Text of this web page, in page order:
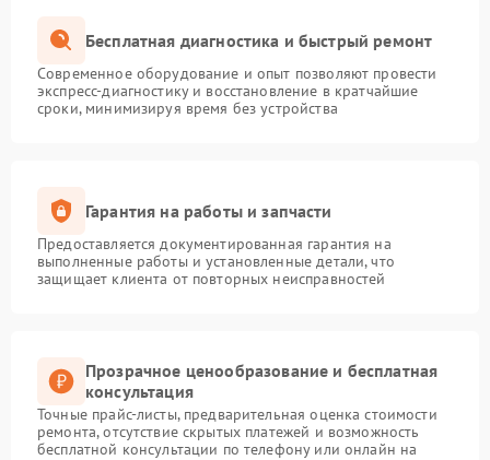
Бесплатная диагностика и быстрый ремонт
Современное оборудование и опыт позволяют провести
экспресс-диагностику и восстановление в кратчайшие
сроки, минимизируя время без устройства
Гарантия на работы и запчасти
Предоставляется документированная гарантия на
выполненные работы и установленные детали, что
защищает клиента от повторных неисправностей
Прозрачное ценообразование и бесплатная
консультация
Точные прайс-листы, предварительная оценка стоимости
ремонта, отсутствие скрытых платежей и возможность
бесплатной консультации по телефону или онлайн на